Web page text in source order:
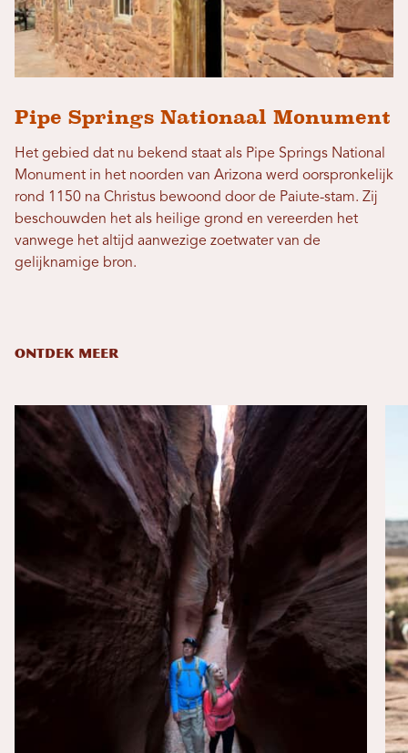
Pipe Springs Nationaal Monument
Het gebied dat nu bekend staat als Pipe Springs National
Monument in het noorden van Arizona werd oorspronkelijk
rond 1150 na Christus bewoond door de Paiute-stam. Zij
beschouwden het als heilige grond en vereerden het
vanwege het altijd aanwezige zoetwater van de
gelijknamige bron.
ONTDEK MEER